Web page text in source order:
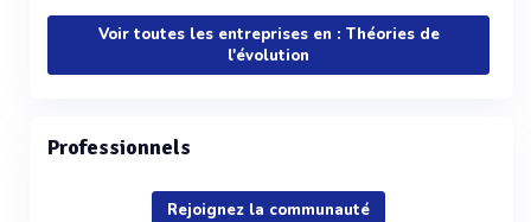
Voir toutes les entreprises en : Théories de
l'évolution
Professionnels
Rejoignez la communauté